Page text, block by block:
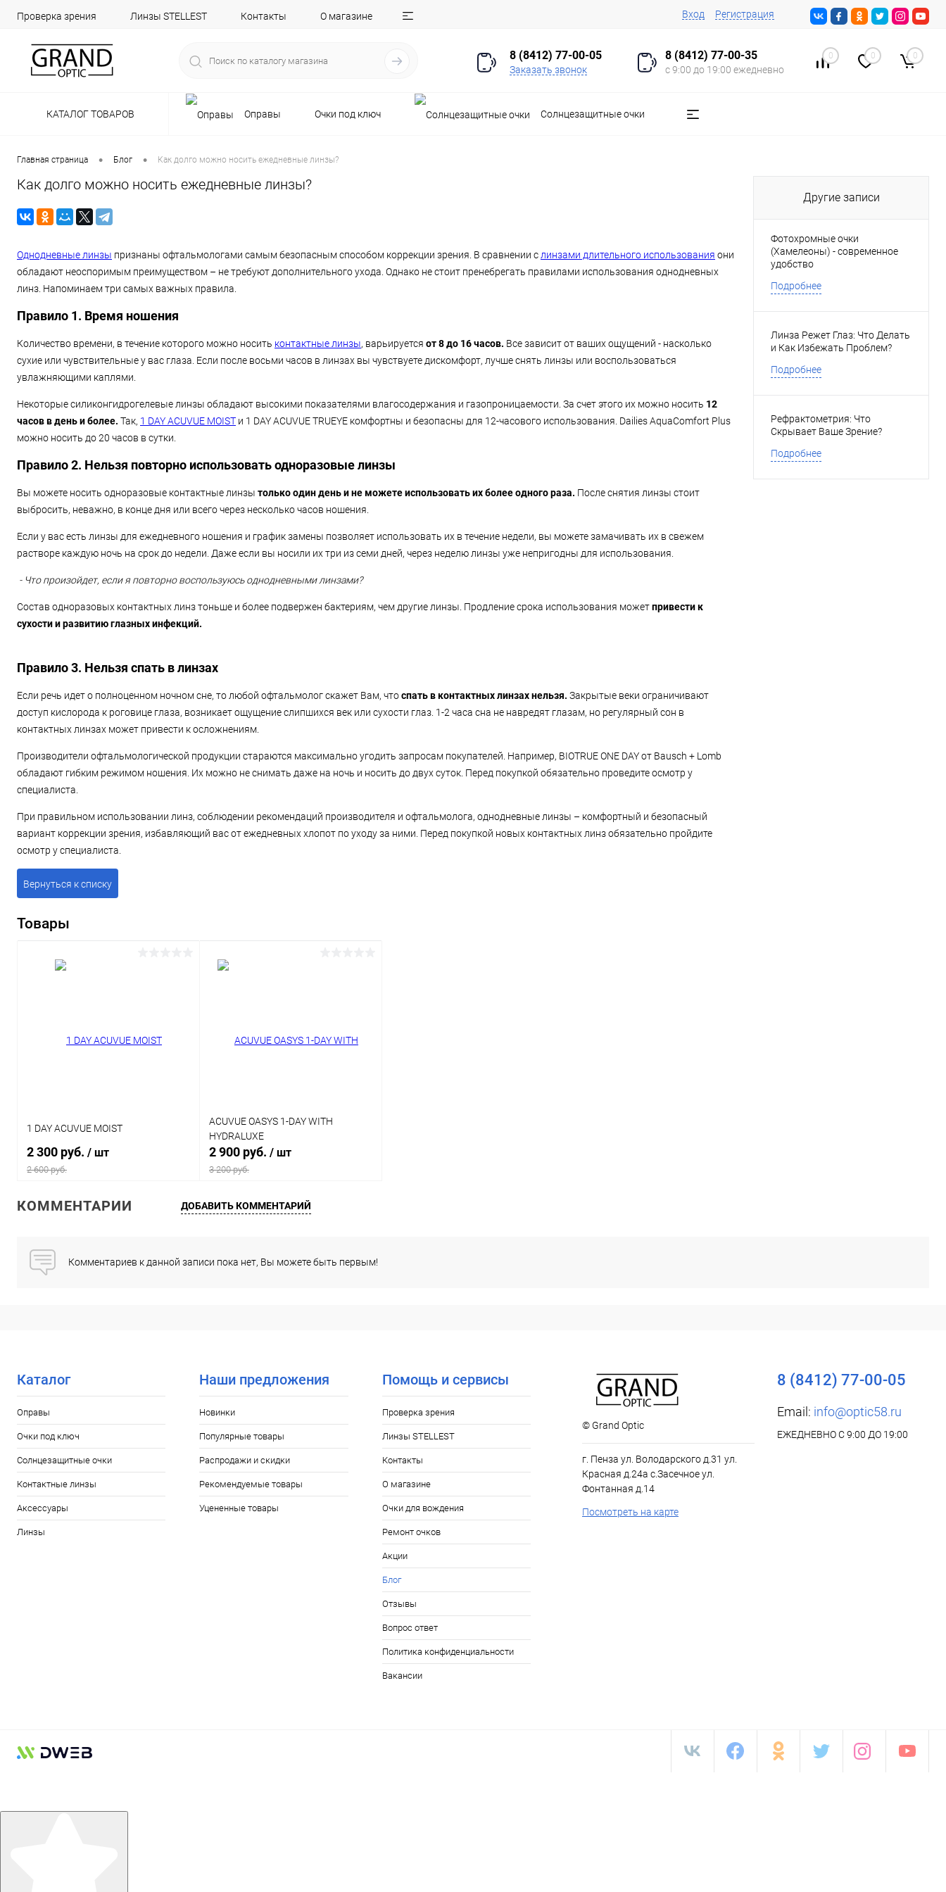
Проверка зрения Линзы STELLEST Контакты О магазине Вход Регистрация
8 (8412) 77-00-05
Заказать звонок
8 (8412) 77-00-35
с 9:00 до 19:00 ежедневно
0 0 0
КАТАЛОГ ТОВАРОВ Оправы Очки под ключ Солнцезащитные очки
Главная страница • Блог • Как долго можно носить ежедневные линзы?
Как долго можно носить ежедневные линзы?
Однодневные линзы признаны офтальмологами самым безопасным способом коррекции зрения. В сравнении слинзами длительного использования они
обладают неоспоримым преимуществом – не требуют дополнительного ухода. Однако не стоит пренебрегать правилами использования однодневных
линз. Напоминаем три самых важных правила.
Правило 1. Время ношения
Количество времени, в течение которого можно носить контактные линзы, варьируется от 8 до 16 часов. Все зависит от ваших ощущений - насколько
сухие или чувствительные у вас глаза. Если после восьми часов в линзах вы чувствуете дискомфорт, лучше снять линзы или воспользоваться
увлажняющими каплями.
Некоторые силиконгидрогелевые линзы обладают высокими показателями влагосодержания и газопроницаемости. За счет этого их можно носить 12
часов в день и более. Так, 1 DAY ACUVUE MOIST и 1 DAY ACUVUE TRUEYE комфортны и безопасны для 12-часового использования. Dailies AquaComfort Plus
можно носить до 20 часов в сутки.
Правило 2. Нельзя повторно использовать одноразовые линзы
Вы можете носить одноразовые контактные линзы только один день и не можете использовать их более одного раза. После снятия линзы стоит
выбросить, неважно, в конце дня или всего через несколько часов ношения.
Если у вас есть линзы для ежедневного ношения и график замены позволяет использовать их в течение недели, вы можете замачивать их в свежем
растворе каждую ночь на срок до недели. Даже если вы носили их три из семи дней, через неделю линзы уже непригодны для использования.
- Что произойдет, если я повторно воспользуюсь однодневными линзами?
Состав одноразовых контактных линз тоньше и более подвержен бактериям, чем другие линзы. Продление срока использования можетпривести к
сухости и развитию глазных инфекций.
Правило 3. Нельзя спать в линзах
Если речь идет о полноценном ночном сне, то любой офтальмолог скажет Вам, чтоспать в контактных линзах нельзя. Закрытые веки ограничивают
доступ кислорода к роговице глаза, возникает ощущение слипшихся век или сухости глаз. 1-2 часа сна не навредят глазам, но регулярный сон в
контактных линзах может привести к осложнениям.
Производители офтальмологической продукции стараются максимально угодить запросам покупателей. Например, BIOTRUE ONE DAY от Bausch + Lomb
обладают гибким режимом ношения. Их можно не снимать даже на ночь и носить до двух суток. Перед покупкой обязательно проведите осмотр у
специалиста.
При правильном использовании линз, соблюдении рекомендаций производителя и офтальмолога, однодневные линзы – комфортный и безопасный
вариант коррекции зрения, избавляющий вас от ежедневных хлопот по уходу за ними. Перед покупкой новых контактных линз обязательно пройдите
осмотр у специалиста.
Вернуться к списку
Другие записи
Фотохромные очки
(Хамелеоны) - современное
удобство
Подробнее
Линза Режет Глаз: Что Делать
и Как Избежать Проблем?
Подробнее
Рефрактометрия: Что
Скрывает Ваше Зрение?
Подробнее
Товары
1 DAY ACUVUE MOIST
2 300 руб. / шт
2 600 руб.
В корзину
В избранное
Уточняйте
ACUVUE OASYS 1-DAY WITH
HYDRALUXE
2 900 руб. / шт
3 200 руб.
В корзину
В избранное
Уточняйте
КОММЕНТАРИИ ДОБАВИТЬ КОММЕНТАРИЙ
Комментариев к данной записи пока нет, Вы можете быть первым!
Каталог
Оправы
Очки под ключ
Солнцезащитные очки
Контактные линзы
Аксессуары
Линзы
Наши предложения
Новинки
Популярные товары
Распродажи и скидки
Рекомендуемые товары
Уцененные товары
Помощь и сервисы
Проверка зрения
Линзы STELLEST
Контакты
О магазине
Очки для вождения
Ремонт очков
Акции
Блог
Отзывы
Вопрос ответ
Политика конфиденциальности
Вакансии
© Grand Optic
г. Пенза ул. Володарского д.31 ул.
Красная д.24а с.Засечное ул.
Фонтанная д.14
Посмотреть на карте
8 (8412) 77-00-05
Email: info@optic58.ru
ЕЖЕДНЕВНО С 9:00 ДО 19:00